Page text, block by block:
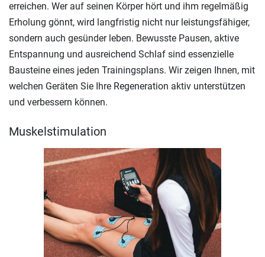
erreichen. Wer auf seinen Körper hört und ihm regelmäßig
Erholung gönnt, wird langfristig nicht nur leistungsfähiger,
sondern auch gesünder leben. Bewusste Pausen, aktive
Entspannung und ausreichend Schlaf sind essenzielle
Bausteine eines jeden Trainingsplans. Wir zeigen Ihnen, mit
welchen Geräten Sie Ihre Regeneration aktiv unterstützen
und verbessern können.
Muskelstimulation